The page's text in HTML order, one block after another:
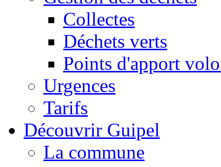
Collectes
Déchets verts
Points d'apport
Urgences
Tarifs
Découvrir Guipel
La commune